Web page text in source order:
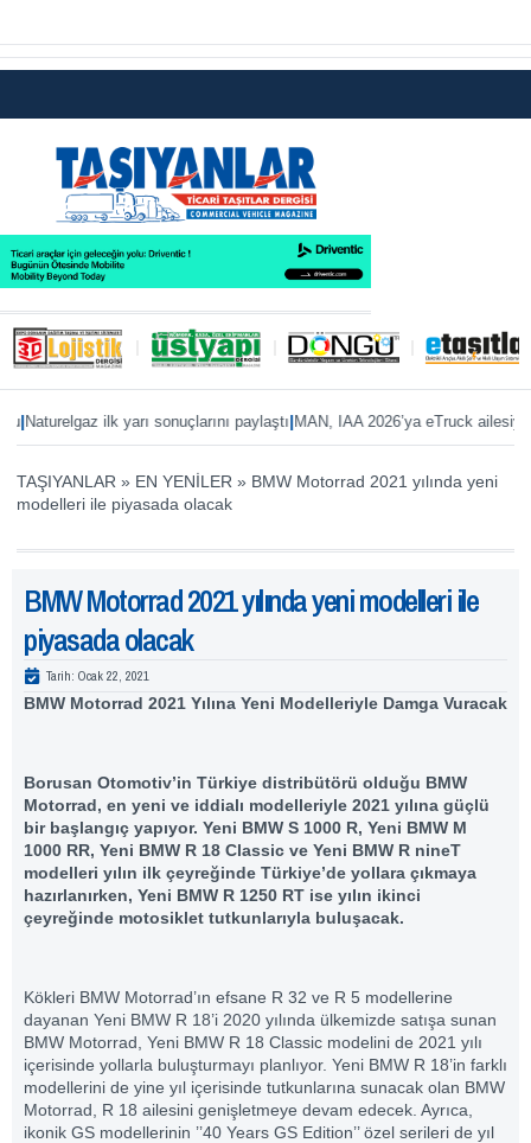
ilk yarı sonuçlarını paylaştı|MAN, IAA 2026’ya eTruck ailesiyle
TAŞIYANLAR » EN YENİLER » BMW Motorrad 2021 yılında yeni
modelleri ile piyasada olacak
BMW Motorrad 2021 yılında yeni modelleri ile
piyasada olacak
Tarih: Ocak 22, 2021
BMW Motorrad 2021 Yılına Yeni Modelleriyle Damga Vuracak
Borusan Otomotiv’in Türkiye distribütörü olduğu BMW
Motorrad, en yeni ve iddialı modelleriyle 2021 yılına güçlü
bir başlangıç yapıyor. Yeni BMW S 1000 R, Yeni BMW M
1000 RR, Yeni BMW R 18 Classic ve Yeni BMW R nineT
modelleri yılın ilk çeyreğinde Türkiye’de yollara çıkmaya
hazırlanırken, Yeni BMW R 1250 RT ise yılın ikinci
çeyreğinde motosiklet tutkunlarıyla buluşacak.
Kökleri BMW Motorrad’ın efsane R 32 ve R 5 modellerine
dayanan Yeni BMW R 18’i 2020 yılında ülkemizde satışa sunan
BMW Motorrad, Yeni BMW R 18 Classic modelini de 2021 yılı
içerisinde yollarla buluşturmayı planlıyor. Yeni BMW R 18’in farklı
modellerini de yine yıl içerisinde tutkunlarına sunacak olan BMW
Motorrad, R 18 ailesini genişletmeye devam edecek. Ayrıca,
ikonik GS modellerinin ’’40 Years GS Edition’’ özel serileri de yıl